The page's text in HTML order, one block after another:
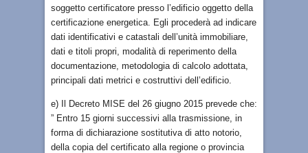
soggetto certificatore presso l’edificio oggetto della
certificazione energetica. Egli procederà ad indicare
dati identificativi e catastali dell’unità immobiliare,
dati e titoli propri, modalità di reperimento della
documentazione, metodologia di calcolo adottata,
principali dati metrici e costruttivi dell’edificio.
e) Il Decreto MISE del 26 giugno 2015 prevede che:
” Entro 15 giorni successivi alla trasmissione, in
forma di dichiarazione sostitutiva di atto notorio,
della copia del certificato alla regione o provincia